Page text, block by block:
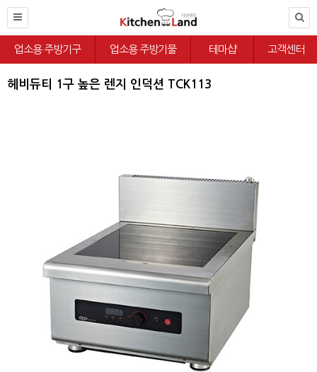
업소용 주방기구 업소용 주방기물 테마샵 고객센터
헤비듀티 1구 높은 렌지 인덕션 TCK113